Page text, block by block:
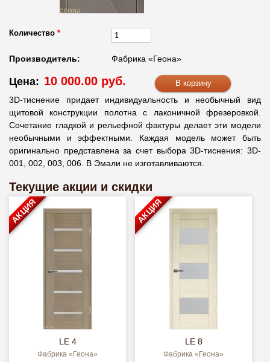
Количество *
Производитель: Фабрика «Геона»
Цена: 10 000.00 руб.
3D-тиснение придает индивидуальность и необычный вид
щитовой конструкции полотна с лаконичной фрезеровкой.
Сочетание гладкой и рельефной фактуры делает эти модели
необычными и эффектными. Каждая модель может быть
оригинально представлена за счет выбора 3D-тиснения: 3D-
001, 002, 003, 006. В Эмали не изготавливаются.
Текущие акции и скидки
LE 4
Фабрика «Геона»
АКЦИЯ
LE 8
Фабрика «Геона»
АКЦИЯ